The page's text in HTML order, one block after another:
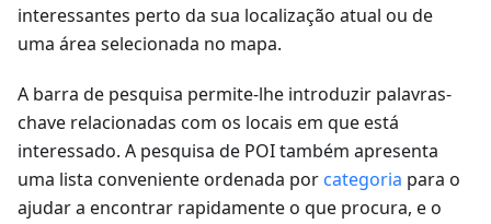
interessantes perto da sua localização atual ou de
uma área selecionada no mapa.
A barra de pesquisa permite-lhe introduzir palavras-
chave relacionadas com os locais em que está
interessado. A pesquisa de POI também apresenta
uma lista conveniente ordenada por categoria para o
ajudar a encontrar rapidamente o que procura, e o